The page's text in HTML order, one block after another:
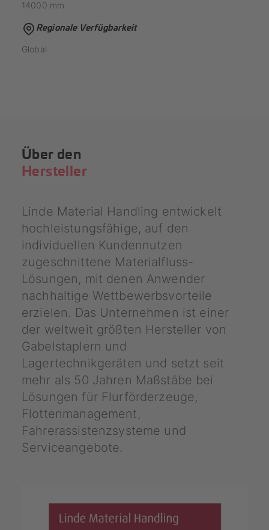
14000 mm
Regionale Verfügbarkeit
Global
Über den
Hersteller
Linde Material Handling entwickelt
hochleistungsfähige, auf den
individuellen Kundennutzen
zugeschnittene Materialfluss-
Lösungen, mit denen Anwender
nachhaltige Wettbewerbsvorteile
erzielen. Das Unternehmen ist einer
der weltweit größten Hersteller von
Gabelstaplern und
Lagertechnikgeräten und setzt seit
mehr als 50 Jahren Maßstäbe bei
Lösungen für Flurförderzeuge,
Flottenmanagement,
Fahrerassistenzsysteme und
Serviceangebote.